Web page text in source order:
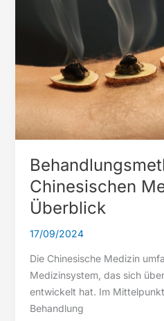
Chinesischen
Überblick
17/09/2024
Die Chinesische Medizin
Medizinsystem, das sich
entwickelt hat. Im
Behandlung